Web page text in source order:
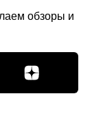
обзоры и